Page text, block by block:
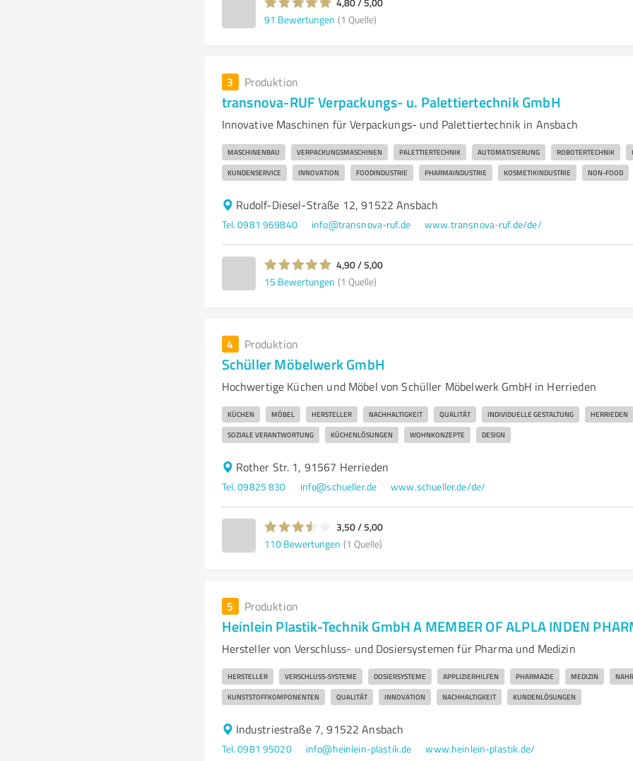
91 Bewertungen (1 Quelle)
3 Produktion
transnova-RUF Verpackungs- u. Palettiertechnik GmbH
Innovative Maschinen für Verpackungs- und Palettiertechnik in Ansbach
MASCHINENBAU VERPACKUNGSMASCHINEN PALETTIERTECHNIK AUTOMATISIERUNG ROBOTERTECHNIK
KUNDENSERVICE INNOVATION FOODINDUSTRIE PHARMAINDUSTRIE KOSMETIKINDUSTRIE NON-FOOD
Rudolf-Diesel-Straße 12, 91522 Ansbach
Tel. 0981 969840 info@transnova-ruf.de www.transnova-ruf.de/de/
4,90 / 5,00
15 Bewertungen (1 Quelle)
4 Produktion
Schüller Möbelwerk GmbH
Hochwertige Küchen und Möbel von Schüller Möbelwerk GmbH in Herrieden
KÜCHEN MÖBEL HERSTELLER NACHHALTIGKEIT QUALITÄT INDIVIDUELLE GESTALTUNG HERRIEDEN
SOZIALE VERANTWORTUNG KÜCHENLÖSUNGEN WOHNKONZEPTE DESIGN
Rother Str. 1, 91567 Herrieden
Tel. 09825 830 info@schueller.de www.schueller.de/de/
3,50 / 5,00
110 Bewertungen (1 Quelle)
5 Produktion
Heinlein Plastik-Technik GmbH A MEMBER OF ALPLA INDEN
Hersteller von Verschluss- und Dosiersystemen für Pharma und Medizin
HERSTELLER VERSCHLUSS-SYSTEME DOSIERSYSTEME APPLIZIERHILFEN PHARMAZIE MEDIZIN
KUNSTSTOFFKOMPONENTEN QUALITÄT INNOVATION NACHHALTIGKEIT KUNDENLÖSUNGEN
Industriestraße 7, 91522 Ansbach
Tel. 0981 95020 info@heinlein-plastik.de www.heinlein-plastik.de/